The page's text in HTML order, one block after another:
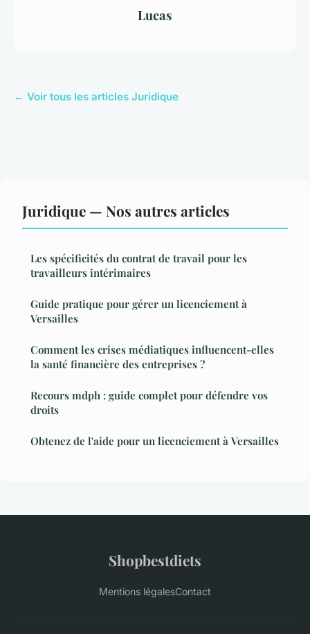
Lucas
← Voir tous les articles Juridique
Juridique — Nos autres articles
Les spécificités du contrat de travail pour les
travailleurs intérimaires
Guide pratique pour gérer un licenciement à
Versailles
Comment les crises médiatiques influencent-elles
la santé financière des entreprises ?
Recours mdph : guide complet pour défendre vos
droits
Obtenez de l'aide pour un licenciement à Versailles
Shopbestdiets
Mentions légalesContact